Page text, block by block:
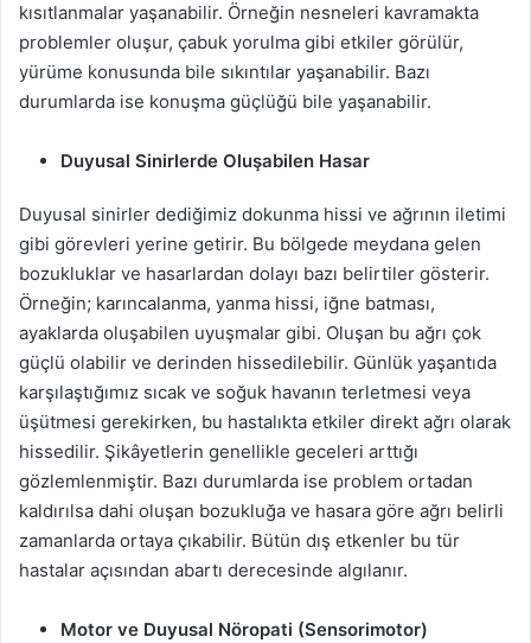
kısıtlanmalar yaşanabilir. Örneğin nesneleri kavramakta
problemler oluşur, çabuk yorulma gibi etkiler görülür,
yürüme konusunda bile sıkıntılar yaşanabilir. Bazı
durumlarda ise konuşma güçlüğü bile yaşanabilir.
Duyusal Sinirlerde Oluşabilen Hasar
Duyusal sinirler dediğimiz dokunma hissi ve ağrının iletimi
gibi görevleri yerine getirir. Bu bölgede meydana gelen
bozukluklar ve hasarlardan dolayı bazı belirtiler gösterir.
Örneğin; karıncalanma, yanma hissi, iğne batması,
ayaklarda oluşabilen uyuşmalar gibi. Oluşan bu ağrı çok
güçlü olabilir ve derinden hissedilebilir. Günlük yaşantıda
karşılaştığımız sıcak ve soğuk havanın terletmesi veya
üşütmesi gerekirken, bu hastalıkta etkiler direkt ağrı olarak
hissedilir. Şikâyetlerin genellikle geceleri arttığı
gözlemlenmiştir. Bazı durumlarda ise problem ortadan
kaldırılsa dahi oluşan bozukluğa ve hasara göre ağrı belirli
zamanlarda ortaya çıkabilir. Bütün dış etkenler bu tür
hastalar açısından abartı derecesinde algılanır.
Motor ve Duyusal Nöropati (Sensorimotor)